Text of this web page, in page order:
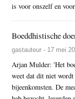
is voor onszelf en
Boeddhistische
gastauteur - 17 mei
Arjan Mulder: 'Het
weet dat dit niet
bijeenkomsten. De